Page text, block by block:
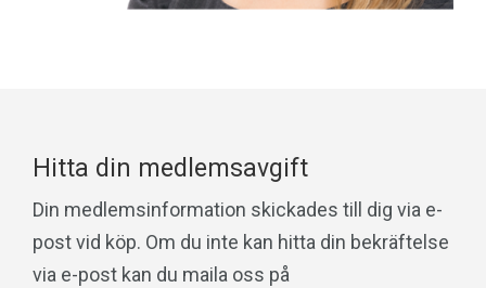
Hitta din medlemsavgift
Din medlemsinformation skickades till dig via e-
post vid köp. Om du inte kan hitta din bekräftelse
via e-post kan du maila oss på